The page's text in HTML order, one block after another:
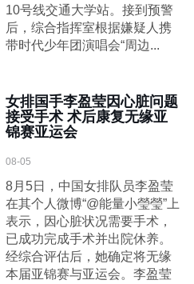
10号线交通大学站。接到预警
后，综合指挥室根据嫌疑人携
带时代少年团演唱会“周边...
女排国手李盈莹因心脏问题
接受手术 术后康复无缘亚
锦赛亚运会
08-05
8月5日，中国女排队员李盈莹
在其个人微博“@能量小瑩瑩”上
表示，因心脏状况需要手术，
已成功完成手术并出院休养。
经综合评估后，她确定将无缘
本届亚锦赛与亚运会。李盈莹